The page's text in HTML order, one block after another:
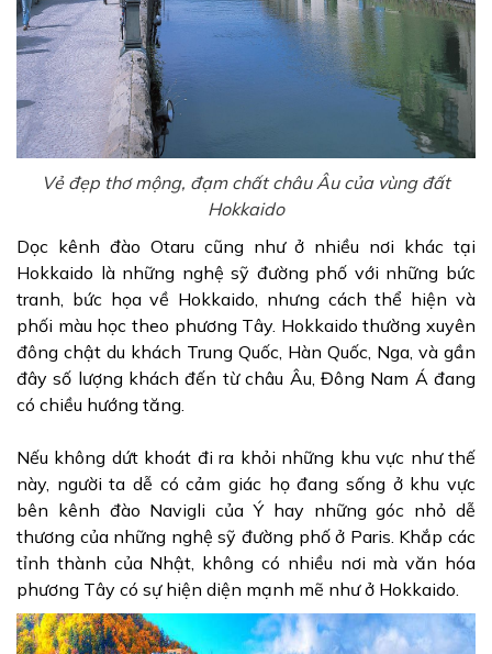
Vẻ đẹp thơ mộng, đạm chất châu Âu của vùng đất
Hokkaido
Dọc kênh đào Otaru cũng như ở nhiều nơi khác tại
Hokkaido là những nghệ sỹ đường phố với những bức
tranh, bức họa về Hokkaido, nhưng cách thể hiện và
phối màu học theo phương Tây. Hokkaido thường xuyên
đông chật du khách Trung Quốc, Hàn Quốc, Nga, và gần
đây số lượng khách đến từ châu Âu, Đông Nam Á đang
có chiều hướng tăng.
Nếu không dứt khoát đi ra khỏi những khu vực như thế
này, người ta dễ có cảm giác họ đang sống ở khu vực
bên kênh đào Navigli của Ý hay những góc nhỏ dễ
thương của những nghệ sỹ đường phố ở Paris. Khắp các
tỉnh thành của Nhật, không có nhiều nơi mà văn hóa
phương Tây có sự hiện diện mạnh mẽ như ở Hokkaido.